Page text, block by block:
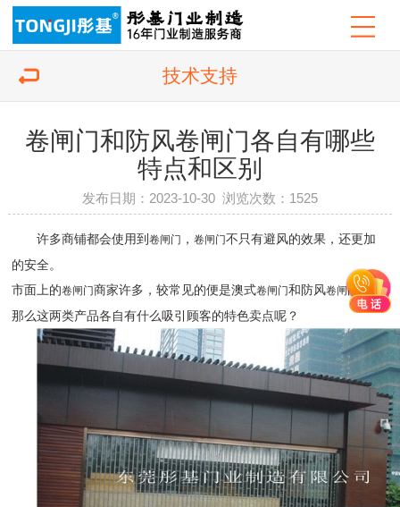
技术支持
卷闸门和防风卷闸门各自有哪些
特点和区别
发布日期：2023-10-30 浏览次数： 1525
许多商铺都会使用到卷闸门 ，卷闸门不只有避风的效果，还更加
的安全。
市面上的卷闸门商家许多，较常见的便是澳式卷闸门和防风卷闸门。
那么这两类产品各自有什么吸引顾客的特色卖点呢？